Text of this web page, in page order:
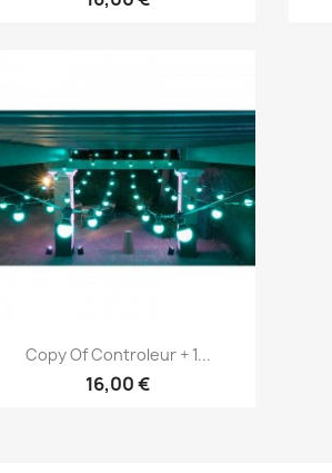
Vorschau
Copy Of Controleur + 1...
16,00 €